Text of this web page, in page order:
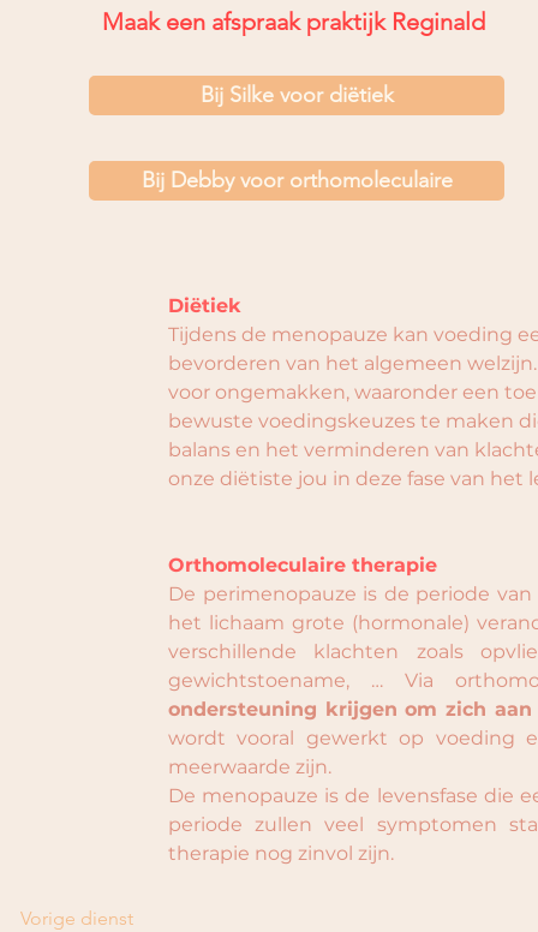
Maak een afspraak praktijk Reginald
Bij Silke voor diëtiek
Bij Debby voor orthomoleculaire
Diëtiek
Tijdens de menopauze kan voeding
bevorderen van het algemeen
voor ongemakken, waaronder een
bewuste voedingskeuzes te maken
balans en het verminderen van
onze diëtiste jou in deze fase van het
Orthomoleculaire therapie
De perimenopauze is de periode
het lichaam grote (hormonale)
verschillende klachten zoals
gewichtstoename, … Via
ondersteuning krijgen om zich
wordt vooral gewerkt op voeding
meerwaarde zijn.
De menopauze is de levensfase die
periode zullen veel symptomen
therapie nog zinvol zijn.
Vorige dienst